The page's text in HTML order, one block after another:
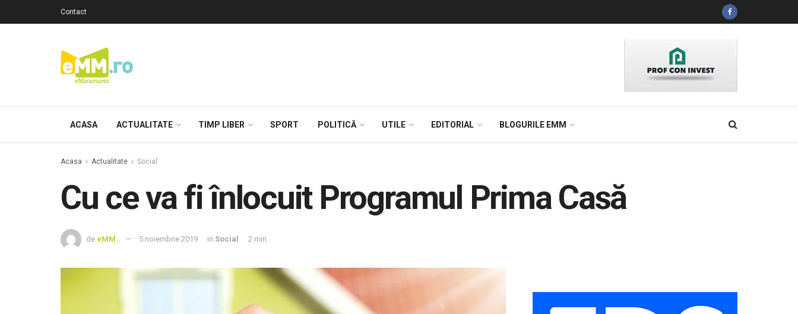
Contact
ACASA ACTUALITATE TIMP LIBER SPORT POLITICĂ UTILE EDITORIAL BLOGURILE EMM
Acasa Actualitate Social
Cu ce va fi înlocuit Programul Prima Casă
de eMM 5 noiembrie 2019 in Social 2 min